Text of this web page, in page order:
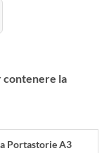
contenere la
Portastorie A3